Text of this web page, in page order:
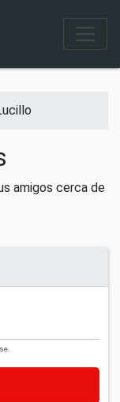
amigos cerca de